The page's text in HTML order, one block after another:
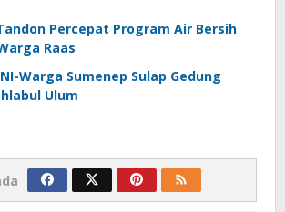
Percepat Program Air Bersih
Raas
Warga Sumenep Sulap Gedung
Ulum